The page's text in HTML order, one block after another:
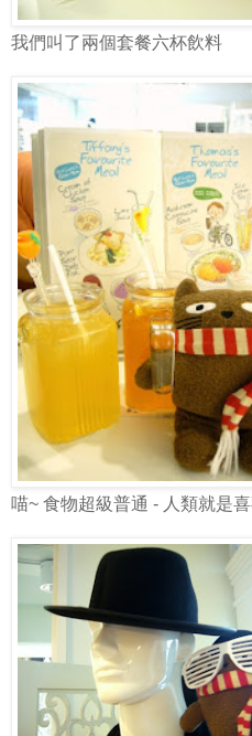
我們叫了兩個套餐六杯飲料
喵~ 食物超級普通 - 人類就是